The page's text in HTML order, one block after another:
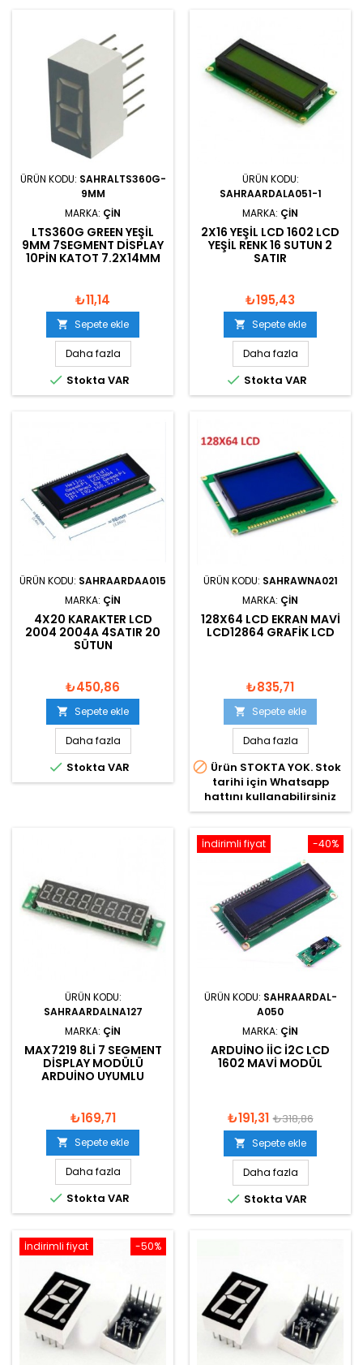
ÜRÜN KODU: SAHRALTS360G-
9MM
MARKA: ÇIN
LTS360G GREEN YEŞIL
9MM 7SEGMENT DISPLAY
10PIN KATOT 7.2X14MM
₺11,14
 Sepete ekle
Daha fazla
 Stokta VAR
ÜRÜN KODU:
SAHRAARDALA051-1
MARKA: ÇIN
2X16 YEŞIL LCD 1602 LCD
YEŞIL RENK 16 SUTUN 2
SATIR
₺195,43
 Sepete ekle
Daha fazla
 Stokta VAR
ÜRÜN KODU: SAHRAARDAA015
MARKA: ÇIN
4X20 KARAKTER LCD
2004 2004A 4SATIR 20
SÜTUN
₺450,86
 Sepete ekle
Daha fazla
 Stokta VAR
ÜRÜN KODU: SAHRAWNA021
MARKA: ÇIN
128X64 LCD EKRAN MAVI
LCD12864 GRAFIK LCD
₺835,71
 Sepete ekle
Daha fazla
 Ürün STOKTA YOK. Stok
tarihi için Whatsapp
hattını kullanabilirsiniz
ÜRÜN KODU:
SAHRAARDALNA127
MARKA: ÇIN
MAX7219 8LI 7 SEGMENT
DISPLAY MODÜLÜ
ARDUINO UYUMLU
₺169,71
 Sepete ekle
Daha fazla
 Stokta VAR
-40%
İndirimli fiyat
ÜRÜN KODU: SAHRAARDAL-
A050
MARKA: ÇIN
ARDUINO IIC I2C LCD
1602 MAVI MODÜL
₺191,31 ₺318,86
 Sepete ekle
Daha fazla
 Stokta VAR
-50%
İndirimli fiyat